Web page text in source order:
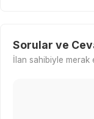
Sorular ve
İlan sahibiyle merak